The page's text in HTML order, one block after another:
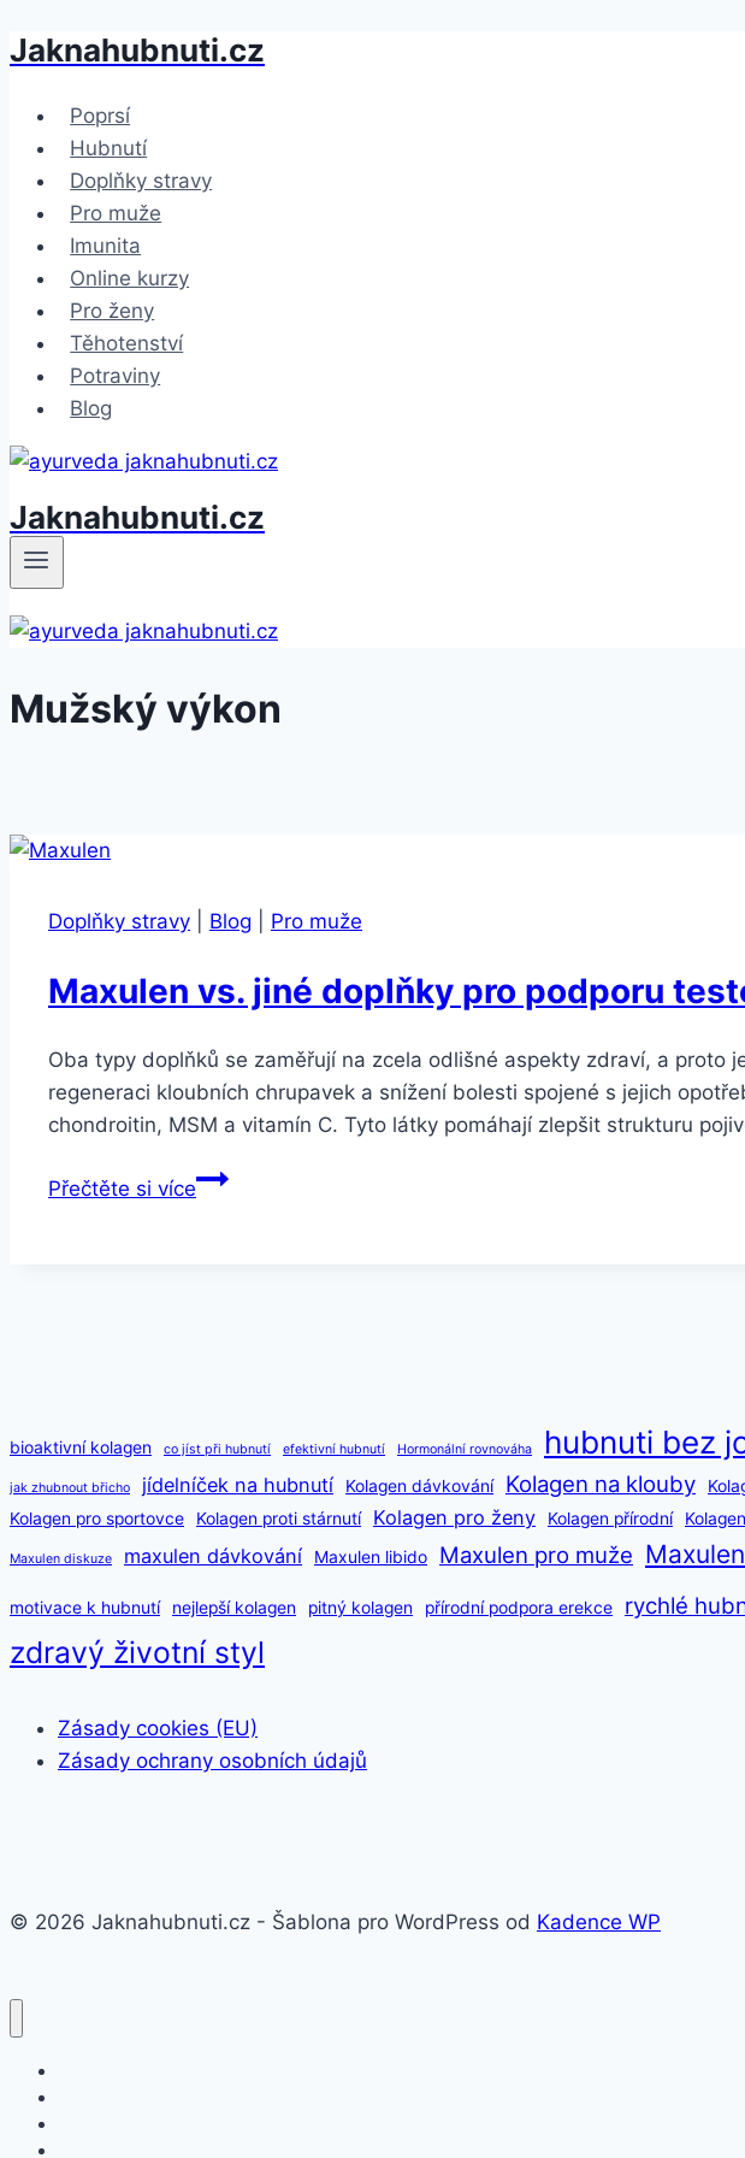
Přeskočit
obsah
Jaknahubnuti.cz
Poprsí
Hubnutí
Doplňky stravy
Pro muže
Imunita
Online kurzy
Pro ženy
Těhotenství
Potraviny
Blog
Jaknahubnuti.cz
Mužský výkon
Doplňky stravy Blog Pro muže
Maxulen vs. jiné doplňky pro podporu
Oba typy doplňků se zaměřují na zcela odlišné aspekty zdraví, a
regeneraci kloubních chrupavek a snížení bolesti spojené s jejich
chondroitin, MSM a vitamín C. Tyto látky pomáhají zlepšit strukturu
Přečtěte si víceMaxulen
bioaktivní kolagen co jíst při hubnutí efektivní hubnutí Hormonální rovnováha hubnuti bez
jak zhubnout břicho jídelníček na hubnutí Kolagen dávkování Kolagen na klouby
Kolagen pro sportovce
Kolagen proti stárnutí Kolagen pro ženy Kolagen přírodní
Maxulen diskuze maxulen dávkování Maxulen libido Maxulen pro muže
motivace k hubnutí nejlepší kolagen pitný kolagen přírodní podpora erekce rychlé
zdravý životní styl
Zásady cookies (EU)
Zásady ochrany osobních údajů
© 2026 Jaknahubnuti.cz - Šablona pro WordPress od Kadence WP